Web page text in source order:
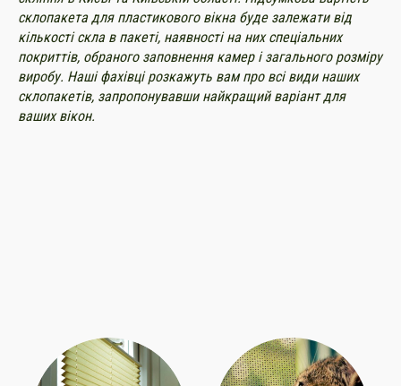
склопакета для пластикового вікна буде залежати від
кількості скла в пакеті, наявності на них спеціальних
покриттів, обраного заповнення камер і загального розміру
виробу. Наші фахівці розкажуть вам про всі види наших
склопакетів, запропонувавши найкращий варіант для
ваших вікон.